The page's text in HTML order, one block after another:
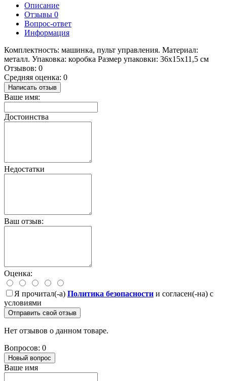
Описание
Отзывы 0
Вопрос-ответ
Информация
Комплектность: машинка, пульт управления. Материал:
металл. Упаковка: коробка Размер упаковки: 36х15х11,5 см
Отзывов: 0
Средняя оценка: 0
Написать отзыв
Ваше имя:
Достоинства
Недостатки
Ваш отзыв:
Оценка:
Я прочитал(-а) Политика безопасности и согласен(-на) с
условиями
Отправить свой отзыв
Нет отзывов о данном товаре.
Вопросов: 0
Новый вопрос
Ваше имя